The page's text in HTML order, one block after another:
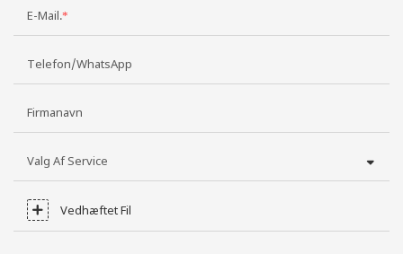
E-Mail.
Telefon/WhatsApp
Firmanavn
Valg Af Service
Vedhæftet Fil